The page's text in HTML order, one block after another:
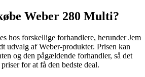
Weber 280 Multi?
hos forskellige forhandlere, herunder Jem
udvalg af Weber-produkter. Prisen kan
og den pågældende forhandler, så det
for at få den bedste deal.